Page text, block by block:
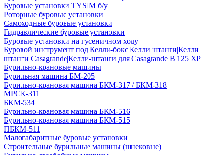
Буровые установки TYSIM б/у
Роторные буровые установки
Самоходные буровые установки
Гидравлические буровые установки
Буровые установки на гусеничном ходу
Буровой инструмент под Келли-бокс|Келли штанги|Келли
штанги Casagrande|Келли-штанги для Casagrande B 125 XP
Бурильно-крановые машины
Бурильная машина БМ-205
Бурильно-крановая машина БКМ-317 / БКМ-318
МРСК-311
БКМ-534
Бурильно-крановая машина БКМ-516
Бурильно-крановая машина БКМ-515
ПБКМ-511
Малогабаритные буровые установки
Строительные бурильные машины (шнековые)